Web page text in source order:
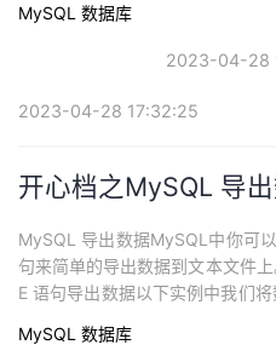
TABLE IF NOT EXISTS
MySQL 数据库
2023-04-28
2023-04-28 17:32:25
开心档之MySQL 导
MySQL 导出数据MySQL中你可
句来简单的导出数据到文本文件
E 语句导出数据以下实例中我们
NTO OUTFILE '/tm...
MySQL 数据库